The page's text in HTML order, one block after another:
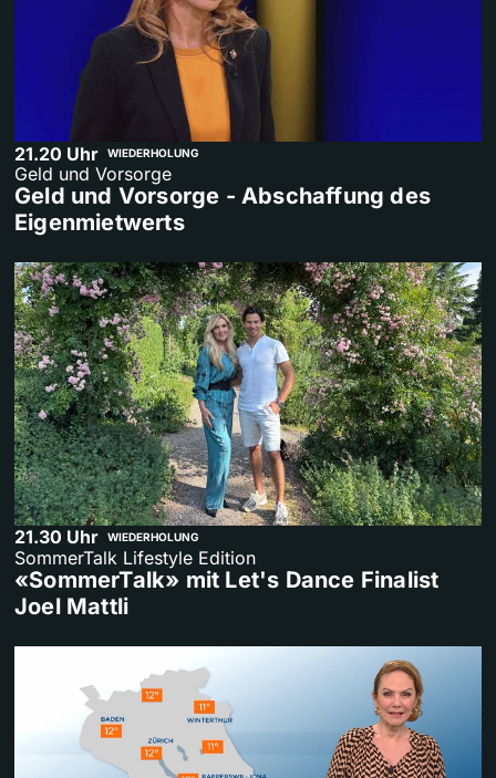
21.20 Uhr WIEDERHOLUNG
Geld und Vorsorge
Geld und Vorsorge - Abschaffung des
Eigenmietwerts
21.30 Uhr WIEDERHOLUNG
SommerTalk Lifestyle Edition
«SommerTalk» mit Let's Dance Finalist
Joel Mattli